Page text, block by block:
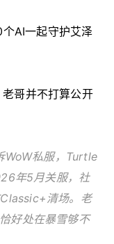
AI一起守护艾泽
哥并不打算公开
WoW私服，Turtle
年5月关服，社
清场。老
好处在暴雪够不